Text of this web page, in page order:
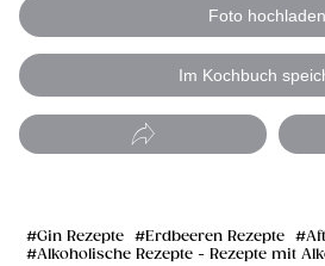
Foto hochladen
Im Kochbuch
Gin Rezepte Erdbeeren Rezepte
Alkoholische Rezepte - Rezepte mit